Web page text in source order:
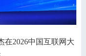
在2026中国互联网大